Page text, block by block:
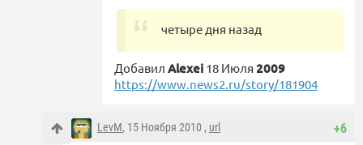
четыре дня назад
Добавил Alexei 18 Июля 2009
https://www.news2.ru/story/181904
+6
LevM, 15 Ноября 2010 , url